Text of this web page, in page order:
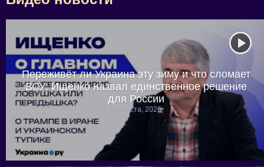
Переживёт ли Украина эту зиму и что сломает
ВСУ: Ищенко назвал единственное решение
для России
6 августа, 2026